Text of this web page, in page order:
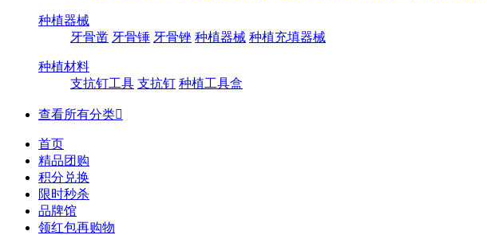
种植器械
牙骨凿 牙骨锤 牙骨锉 种植器械 种植充填器械
种植材料
支抗钉工具 支抗钉 种植工具盒
查看所有分类
首页
精品团购
积分兑换
限时秒杀
品牌馆
领红包再购物